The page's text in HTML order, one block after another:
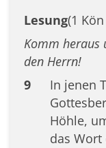
Lesung(1
Komm heraus
den Herrn!
9
In jenen
Höhle,
das